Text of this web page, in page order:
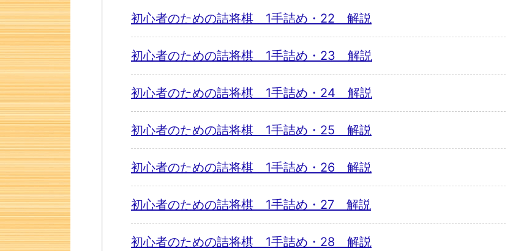
初心者のための詰将棋 1手詰め・22 解説
初心者のための詰将棋 1手詰め・23 解説
初心者のための詰将棋 1手詰め・24 解説
初心者のための詰将棋 1手詰め・25 解説
初心者のための詰将棋 1手詰め・26 解説
初心者のための詰将棋 1手詰め・27 解説
初心者のための詰将棋 1手詰め・28 解説